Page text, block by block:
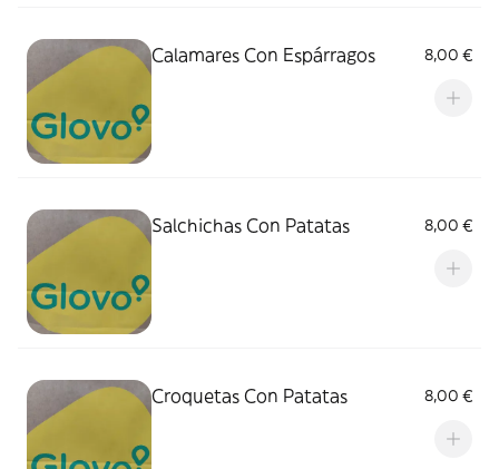
Calamares Con Espárragos 8,00 €
Salchichas Con Patatas 8,00 €
Croquetas Con Patatas 8,00 €